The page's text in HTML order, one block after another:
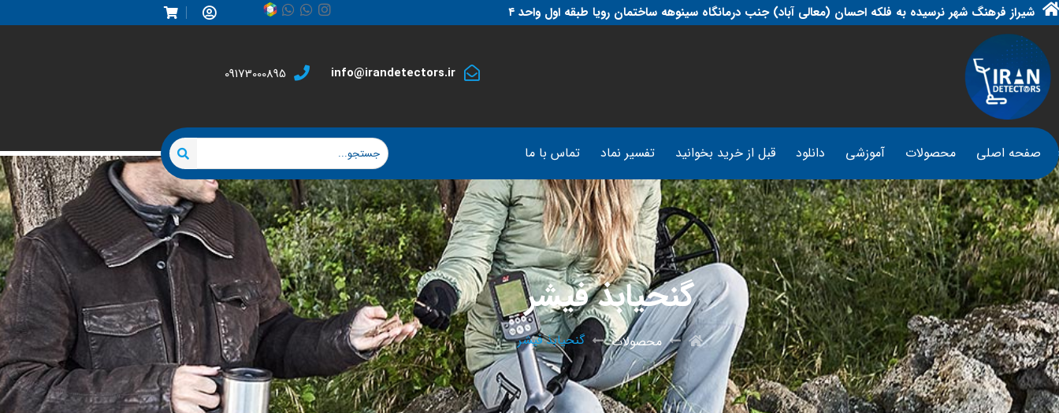
شیراز فرهنگ شهر نرسیده به فلکه احسان (معالی آباد) جنب درمانگاه سینوهه ساختمان رویا طبقه اول واحد ۴
info@irandetectors.ir
09173000895
صفحه اصلی محصولات آموزشی دانلود قبل از خرید بخوانید تفسیر نماد تماس با ما
گنحیابذ فیشر
محصولات گنحیابذ فیشر